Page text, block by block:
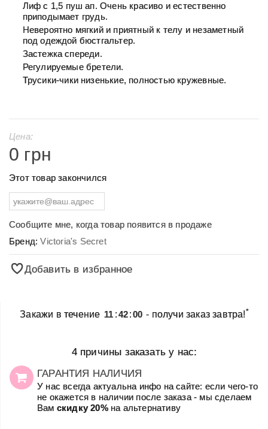
Лиф с 1,5 пуш ап. Очень красиво и естественно
приподымает грудь.
Невероятно мягкий и приятный к телу и незаметный
под одеждой бюстгальтер.
Застежка спереди.
Регулируемые бретели.
Трусики-чики низенькие, полностью кружевные.
Цена:
0 грн
Этот товар закончился
Сообщите мне, когда товар появится в продаже
Бренд:Victoria's Secret
Добавить в избранное
Закажи в течение 11 :42:00 - получи заказ завтра!*
4 причины заказать у нас:
ГАРАНТИЯ НАЛИЧИЯ
У нас всегда актуальна инфо на сайте: если чего-то
не окажется в наличии после заказа - мы сделаем
Вам скидку 20%на альтернативу